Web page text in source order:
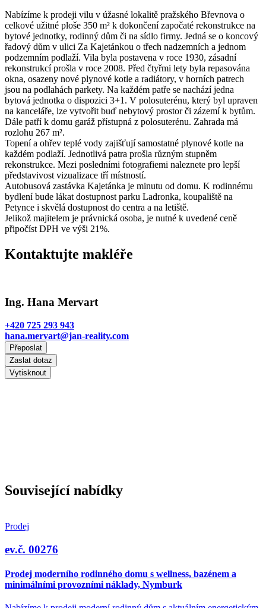
Nabízíme k prodeji vilu v úžasné lokalitě pražského Břevnova o
celkové užitné ploše 350 m² k dokončení započaté rekonstrukce na
bytové jednotky, rodinný dům či na sídlo firmy. Jedná se o koncový
řadový dům v ulici Za Kajetánkou o třech nadzemních a jednom
podzemním podlaží. Vila byla postavena v roce 1930, zásadní
rekonstrukcí prošla v roce 2008. Před čtyřmi lety byla repasována
okna, osazeny nové plynové kotle a radiátory, v horních patrech
jsou na podlahách parkety. Na každém patře se nachází jedna
bytová jednotka o dispozici 3+1. V polosuterénu, který byl upraven
na kanceláře, lze vytvořit buď nebytový prostor či zázemí k bytům.
Dále patří k domu garáž přístupná z polosuterénu. Zahrada má
rozlohu 267 m².
Topení a ohřev teplé vody zajišťují samostatné plynové kotle na
každém podlaží. Jednotlivá patra prošla různým stupněm
rekonstrukce. Mezi posledními fotografiemi naleznete pro lepší
představivost vizualizace tří místností.
Autobusová zastávka Kajetánka je minutu od domu. K rodinnému
bydlení bude lákat dostupnost parku Ladronka, koupaliště na
Petynce i skvělá dostupnost do centra a na letiště.
Jelikož majitelem je právnická osoba, je nutné k uvedené ceně
připočíst DPH ve výši 21%.
Kontaktujte makléře
Ing. Hana Mervart
+420 725 293 943
hana.mervart@jan-reality.com
Přeposlat
Zaslat dotaz
Vytisknout
Související nabídky
Prodej
ev.č. 00276
Prodej moderního rodinného domu s wellness, bazénem a
minimálními provozními náklady, Nymburk